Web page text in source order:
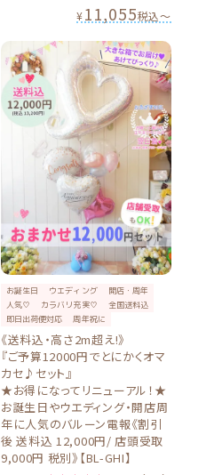
¥11,055税込〜
お誕生日 ウエディング
開店・周年
人気♡
カラバリ充実♡
全国送料込
即日出荷便対応
周年祝に
《送料込・高さ2m超え!》
『ご予算12000円でとにかくオマ
カセ♪セット』
★お得になってリニューアル！★
お誕生日やウエディング・開店周
年に人気のバルーン電報《割引
後 送料込 12,000円/ 店頭受取
9,000円 税別》【BL-GHI】